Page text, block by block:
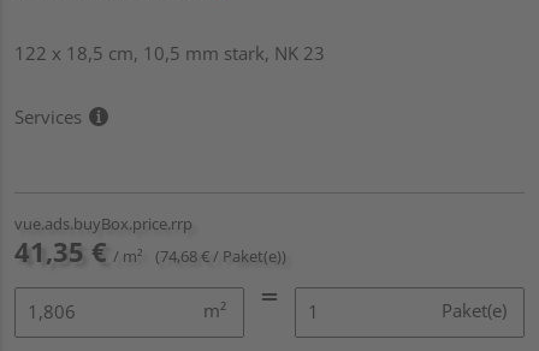
122 x 18,5 cm, 10,5 mm stark, NK 23
Services
vue.ads.buyBox.price.rrp
41,35 € / m² (74,68 € / Paket(e))
m² Paket(e)